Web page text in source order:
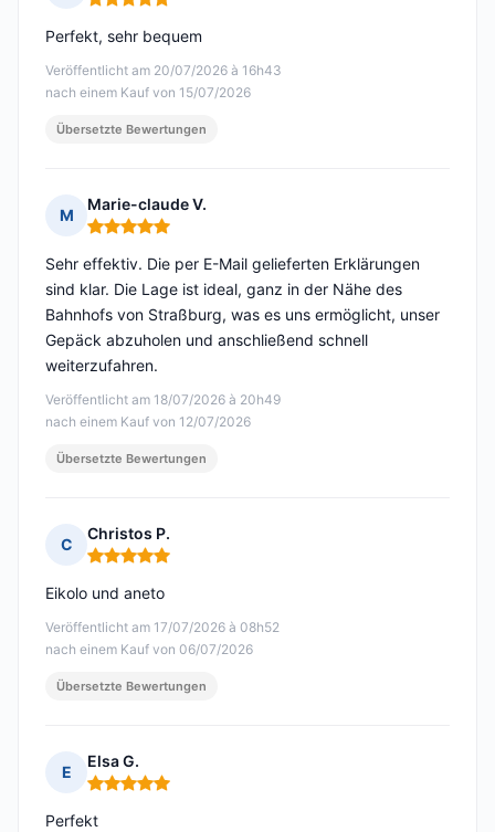
Hinweis: 5 von 5
Veröffentlicht am 20/07/2026 à 16h43
nach einem Kauf von 15/07/2026
Perfekt, sehr bequem
Übersetzte Bewertungen
M
Marie-claude V.
Hinweis: 5 von 5
Veröffentlicht am 18/07/2026 à 20h49
nach einem Kauf von 12/07/2026
Sehr effektiv. Die per E-Mail gelieferten Erklärungen
sind klar. Die Lage ist ideal, ganz in der Nähe des
Bahnhofs von Straßburg, was es uns ermöglicht, unser
Gepäck abzuholen und anschließend schnell
weiterzufahren.
Übersetzte Bewertungen
C
Christos P.
Hinweis: 5 von 5
Veröffentlicht am 17/07/2026 à 08h52
nach einem Kauf von 06/07/2026
Eikolo und aneto
Übersetzte Bewertungen
E
Elsa G.
Hinweis: 5 von 5
Perfekt